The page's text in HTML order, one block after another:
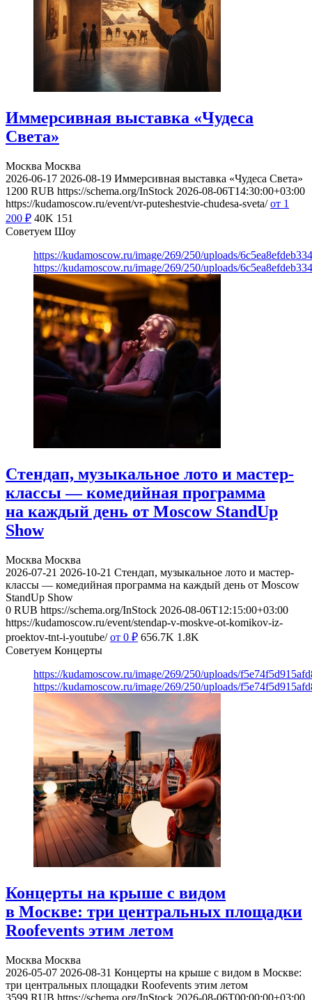
Иммерсивная выставка «Чудеса
Света»
Москва Москва
2026-06-17 2026-08-19 Иммерсивная выставка «Чудеса Света»
1200 RUB https://schema.org/InStock 2026-08-06T14:30:00+03:00
https://kudamoscow.ru/event/vr-puteshestvie-chudesa-sveta/ от 1
200 ₽ 40K 151
Советуем Шоу
https://kudamoscow.ru/image/269/250/uploads/
https://kudamoscow.ru/image/269/250/uploads/
Стендап, музыкальное лото и мастер-
классы — комедийная программа
на каждый день от Moscow StandUp
Show
Москва Москва
2026-07-21 2026-10-21 Стендап, музыкальное лото и мастер-
классы — комедийная программа на каждый день от Moscow
StandUp Show
0 RUB https://schema.org/InStock 2026-08-06T12:15:00+03:00
https://kudamoscow.ru/event/stendap-v-moskve-ot-komikov-iz-
proektov-tnt-i-youtube/ от 0 ₽ 656.7K 1.8K
Советуем Концерты
https://kudamoscow.ru/image/269/250/uploads/
https://kudamoscow.ru/image/269/250/uploads/
Концерты на крыше с видом
в Москве: три центральных площадки
Roofevents этим летом
Москва Москва
2026-05-07 2026-08-31 Концерты на крыше с видом в Москве:
три центральных площадки Roofevents этим летом
3599 RUB https://schema.org/InStock 2026-08-06T00:00:00+03:00